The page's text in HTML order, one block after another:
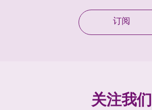
订阅
关注我们